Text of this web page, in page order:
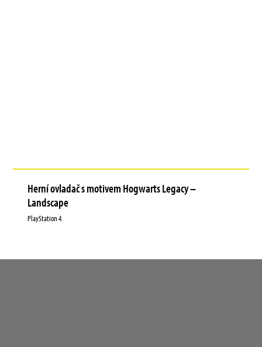
Herní ovladač s motivem Hogwarts Legacy –
Landscape
PlayStation 4